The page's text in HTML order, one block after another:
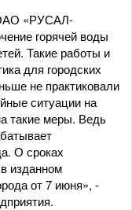
«РУСАЛ-
горячей воды
Такие работы и
для городских
не практиковали
ситуации на
такие меры. Ведь
О сроках
изданном
от 7 июня», -